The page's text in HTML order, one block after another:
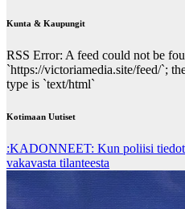
Kunta & Kaupungit
RSS Error: A feed could not be
`https://victoriamedia.site/feed/`;
type is `text/html`
Kotimaan Uutiset
:KADONNEET: Kun poliisi
vakavasta tilanteesta